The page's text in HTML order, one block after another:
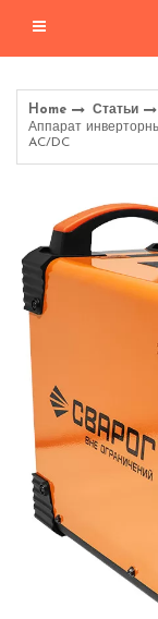
Home
Статьи
Аппарат
AC/DC